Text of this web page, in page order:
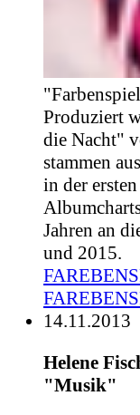
Produziert
die Nacht"
stammen
in der
Jahren an
und 2015.
14.11.2013
Helene
"Musik"